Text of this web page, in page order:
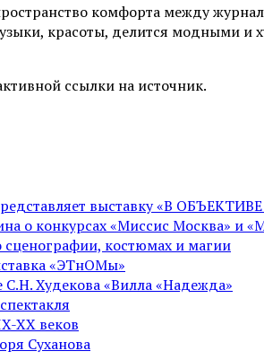
комфорта между
красоты, делится модными
ссылки на источник.
выставку «В
о конкурсах «Миссис Москва» и
сценографии, костюмах и магии
«ЭТнОМы»
Худекова «Вилла «Надежда»
XX веков
Суханова